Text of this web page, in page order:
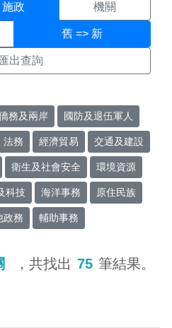
施政 機關
舊 => 新
匯出查詢
務及兩岸 國防及退伍軍人
法務 經濟貿易 交通及建設
衛生及社會安全 環境資源
科技 海洋事務 原住民族
政務 輔助事務
，共找出 75 筆結果。